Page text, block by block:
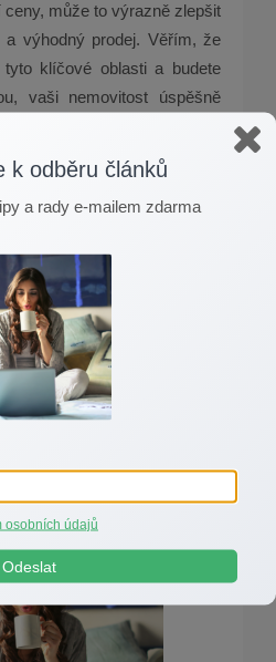
může to výrazně zlepšit
výhodný prodej. Věřím, že
klíčové oblasti a budete
vaši nemovitost úspěšně
další rady nebo pomoc
neváhejte se na mne
tak svůj zisk
článků
rady e-mailem zdarma
k odběru článků
a rady e-mailem zdarma
osobních údajů
Odeslat